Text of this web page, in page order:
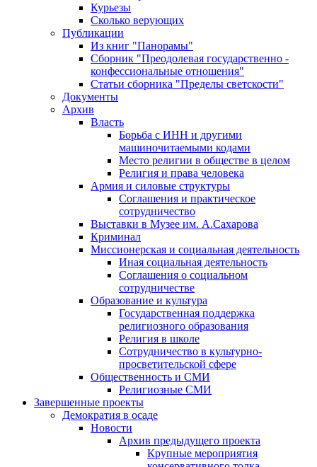
Курьезы
Сколько верующих
Публикации
Из книг "Панорамы"
Сборник "Преодолевая государственно -
конфессиональные отношения"
Статьи сборника "Пределы светскости"
Документы
Архив
Власть
Борьба с ИНН и другими
машиночитаемыми кодами
Место религии в обществе в целом
Религия и права человека
Армия и силовые структуры
Соглашения и практическое
сотрудничество
Выставки в Музее им. А.Сахарова
Криминал
Миссионерская и социальная деятельность
Иная социальная деятельность
Соглашения о социальном
сотрудничестве
Образование и культура
Государственная поддержка
религиозного образования
Религия в школе
Сотрудничество в культурно-
просветительской сфере
Общественность и СМИ
Религиозные СМИ
Завершенные проекты
Демократия в осаде
Новости
Архив предыдущего проекта
Крупные мероприятия